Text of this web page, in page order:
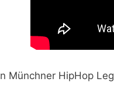
Münchner HipHop